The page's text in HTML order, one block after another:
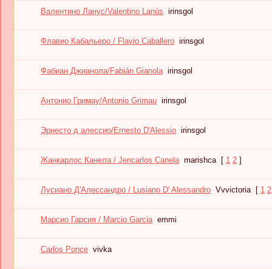
Валентино Ланус/Valentino Lanús irinsgol
Флавио Кабальеро / Flavio Caballero irinsgol
Фабиан Джианола/Fabián Gianola irinsgol
Антонио Гримау/Antonio Grimau irinsgol
Эрнесто д алессио/Ernesto D'Alessio irinsgol
Жанкарлос Канела / Jencarlos Canela marishca [ 1 2 ]
Лусиано Д'Алессандро / Lusiano D' Alessandro Vvvictoria [ 1 2
Марсио Гарсия / Marcio Garcia emmi
Carlos Ponce vivka